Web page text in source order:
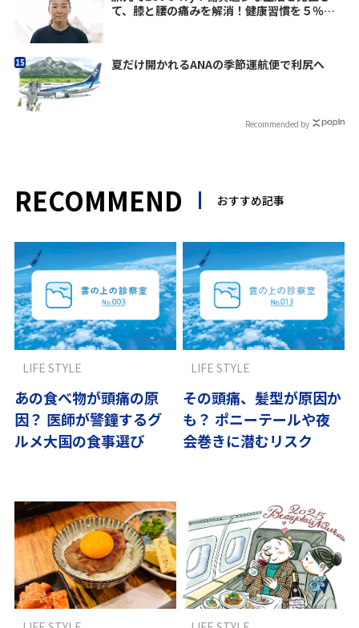
て、膝と腰の痛みを解消！健康習慣を５％上
夏だけ開かれるANAの季節運航便で利尻へ
Recommended by
RECOMMEND おすすめ記事
あの食べ物が頭痛の原
因？ 医師が警鐘するグ
ルメ大国の食事選び
LIFE STYLE
その頭痛、髪型が原因か
も？ ポニーテールや夜
会巻きに潜むリスク
LIFE STYLE